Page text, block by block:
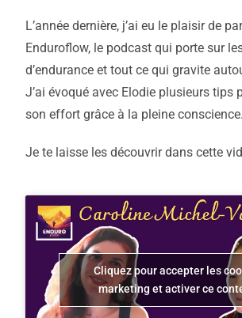
L’année dernière, j’ai eu le plaisir de
Enduroflow, le podcast qui porte sur
d’endurance et tout ce qui gravite
J’ai évoqué avec Elodie plusieurs tips
son effort grâce à la pleine conscience.
Je te laisse les découvrir dans cette
Cliquez pour accepter les
marketing et activer ce